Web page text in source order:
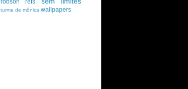
robson reis
turma de mônica wallpapers